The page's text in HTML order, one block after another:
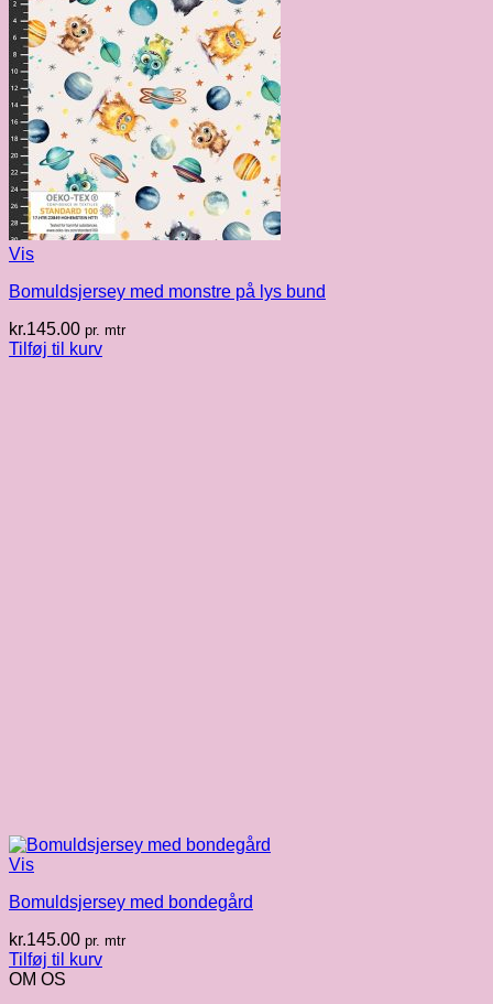
Vis
Bomuldsjersey med monstre på lys bund
kr.145.00 pr. mtr
Tilføj til kurv
Vis
Bomuldsjersey med bondegård
kr.145.00 pr. mtr
Tilføj til kurv
OM OS